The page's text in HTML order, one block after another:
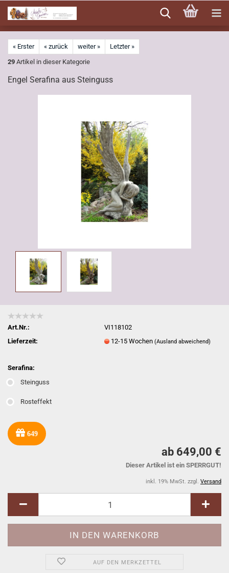
zum
Hauptinhalt
« Erster « zurück weiter »
Letzter »
29 Artikel in dieser Kategorie
Engel Serafina aus Steinguss
Art.Nr.:
VI118102
Lieferzeit:
12-15 Wochen(Ausland abweichend)
Serafina:
Steinguss
Rosteffekt
649
ab 649,00 €
Dieser Artikel ist ein SPERRGUT!
inkl. 19% MwSt. zzgl. Versand
AUF DEN MERKZETTEL